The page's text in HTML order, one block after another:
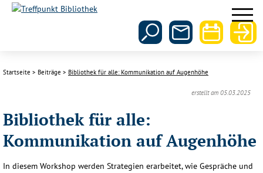
Startseite Beiträge Bibliothek für alle: Kommunikation auf Augenhöhe
erstellt am 05.03.2025
Bibliothek für alle:
Kommunikation auf Augenhöhe
In diesem Workshop werden Strategien erarbeitet, wie Gespräche und